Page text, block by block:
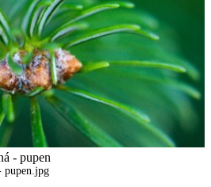
- pupen
pupen.jpg